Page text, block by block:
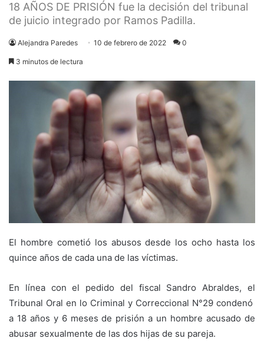
18 AÑOS DE PRISIÓN fue la decisión del tribunal
de juicio integrado por Ramos Padilla.
Alejandra Paredes 10 de febrero de 2022 0
3 minutos de lectura
El hombre cometió los abusos desde los ocho hasta los
quince años de cada una de las víctimas.
En línea con el pedido del fiscal Sandro Abraldes, el
Tribunal Oral en lo Criminal y Correccional N°29 condenó
a 18 años y 6 meses de prisión a un hombre acusado de
abusar sexualmente de las dos hijas de su pareja.